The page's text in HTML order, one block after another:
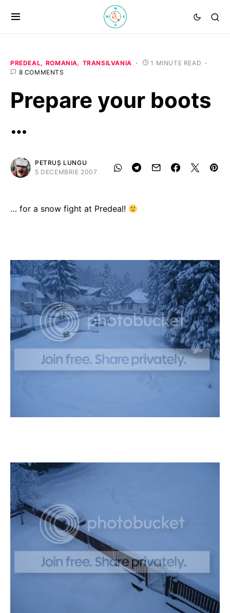
PREDEAL ROMANIA TRANSILVANIA
1 MINUTE READ
8 COMMENTS
Prepare your boots
…
PETRUȘ LUNGU
5 DECEMBRIE 2007
… for a snow fight at Predeal!